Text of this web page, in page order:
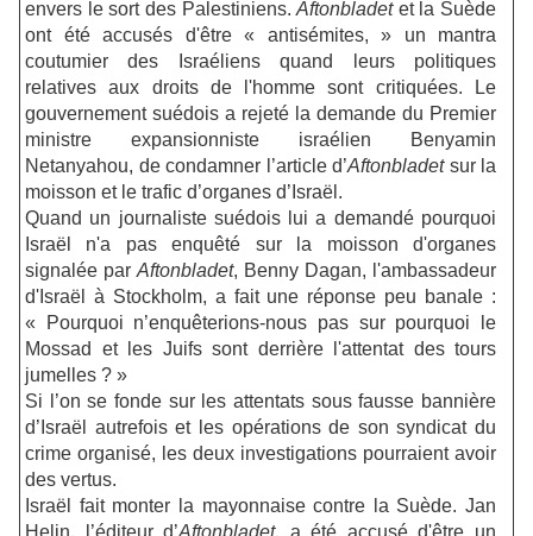
envers le sort des Palestiniens.Aftonbladetet la Suède
ont été accusés d'être « antisémites, » un mantra
coutumier des Israéliens quand leurs politiques
relatives aux droits de l'homme sont critiquées. Le
gouvernement suédois a rejeté la demande du Premier
ministre expansionniste israélien Benyamin
Netanyahou, de condamner l’article d’Aftonbladetsur la
moisson et le trafic d’organes d’Israël.
Quand un journaliste suédois lui a demandé pourquoi
Israël n'a pas enquêté sur la moisson d'organes
signalée par Aftonbladet, Benny Dagan, l'ambassadeur
d'Israël à Stockholm, a fait une réponse peu banale :
« Pourquoi n’enquêterions-nous pas sur pourquoi le
Mossad et les Juifs sont derrière l'attentat des tours
jumelles ? »
Si l’on se fonde sur les attentats sous fausse bannière
d’Israël autrefois et les opérations de son syndicat du
crime organisé, les deux investigations pourraient avoir
des vertus.
Israël fait monter la mayonnaise contre la Suède. Jan